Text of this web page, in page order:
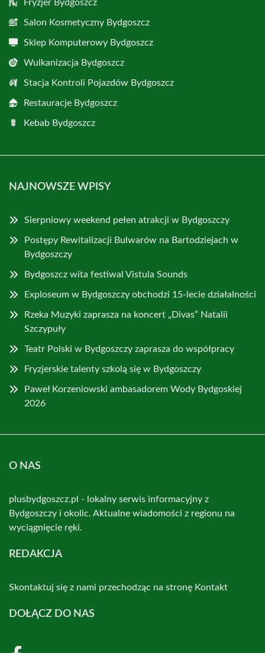
Fryzjer Bydgoszcz
Salon Kosmetyczny Bydgoszcz
Sklep Komputerowy Bydgoszcz
Wulkanizacja Bydgoszcz
Stacja Kontroli Pojazdów Bydgoszcz
Restauracje Bydgoszcz
Kebab Bydgoszcz
NAJNOWSZE WPISY
Sierpniowy weekend pełen atrakcji w Bydgoszczy
Postępy Rewitalizacji Bulwarów na Bartodziejach w
Bydgoszczy
Bydgoszcz wita festiwal Vistula Sounds
Exploseum w Bydgoszczy obchodzi 15-lecie działalności
Rzeka Muzyki zaprasza na koncert „Divas” Natalii
Szczypuły
Teatr Polski w Bydgoszczy zaprasza do współpracy
Fryzjerskie talenty szkolą się w Bydgoszczy
Paweł Korzeniowski ambasadorem Wody Bydgoskiej
2026
O NAS
plusbydgoszcz.pl - lokalny serwis informacyjny z
Bydgoszczy i okolic. Aktualne wiadomości z regionu na
wyciągnięcie ręki.
REDAKCJA
Skontaktuj się z nami przechodząc na stronę Kontakt
DOŁĄCZ DO NAS